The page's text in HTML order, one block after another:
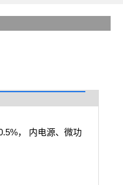
， 内电源、微功